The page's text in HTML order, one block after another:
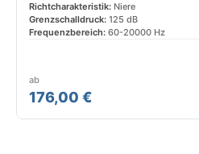
Richtcharakteristik: Niere
Grenzschalldruck: 125 dB
Frequenzbereich: 60-20000 Hz
ab
176,00 €